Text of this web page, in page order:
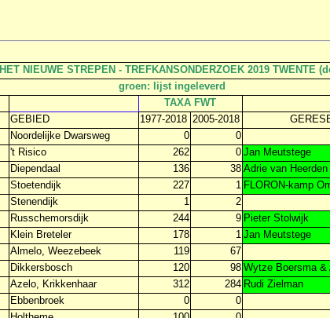
HET NIEUWE STREPEN - TREFKANSONDERZOEK 2019 TWENTE
groen: lijst ingeleverd
TAXA FWT
GEBIED 1977-2018 2005-2018
Noordelijke Dwarsweg 0
0
't Risico 262 0 Jan Meutstege
Diependaal 136 38 Adrie van Heerden
Stoetendijk 227 1 FLORON-kamp
Stenendijk 1
2
Russchemorsdijk 244 9 Pieter Stolwijk
Klein Breteler 178 1 Jan Meutstege
Almelo, Weezebeek 119
67
Dikkersbosch 120 98 Wytze Boersma &
Azelo, Krikkenhaar 312 284 Rudi Zielman
Ebbenbroek 0
0